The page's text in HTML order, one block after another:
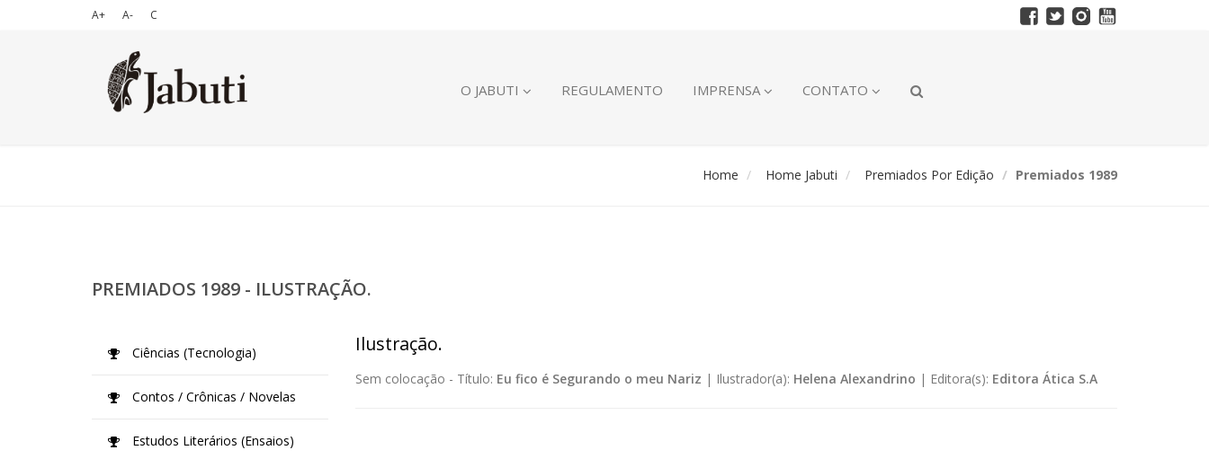
A+ A- C
O JABUTI REGULAMENTO IMPRENSA CONTATO
Home Home Jabuti Premiados Por Edição Premiados 1989
PREMIADOS 1989 - ILUSTRAÇÃO.
Ilustração.
Sem colocação - Título: Eu fico é Segurando o meu Nariz | Ilustrador(a): Helena Alexandrino | Editora(s): Editora Ática S.A
Ciências (Tecnologia)
Contos / Crônicas / Novelas
Estudos Literários (Ensaios)